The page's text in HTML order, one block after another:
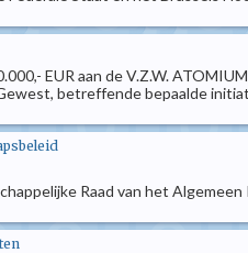
EUR aan de V.Z.W.
betreffende bepaalde
Raad van het